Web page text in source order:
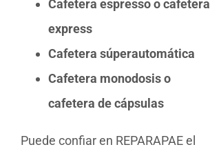
Cafetera espresso o cafetera
express
Cafetera súperautomática
Cafetera monodosis o
cafetera de cápsulas
Puede confiar en REPARAPAE el